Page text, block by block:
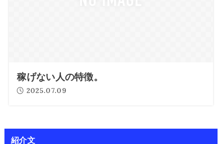
稼げない人の特徴。
2025.07.09
紹介文